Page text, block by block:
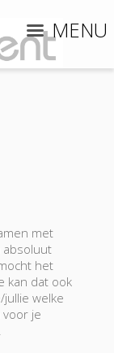
MENU
met
absoluut
het
kan dat ook
jullie welke
je